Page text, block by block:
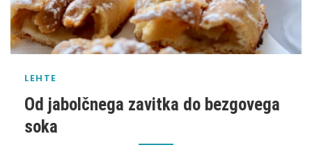
LEHTE
Od jabolčnega zavitka do bezgovega
soka